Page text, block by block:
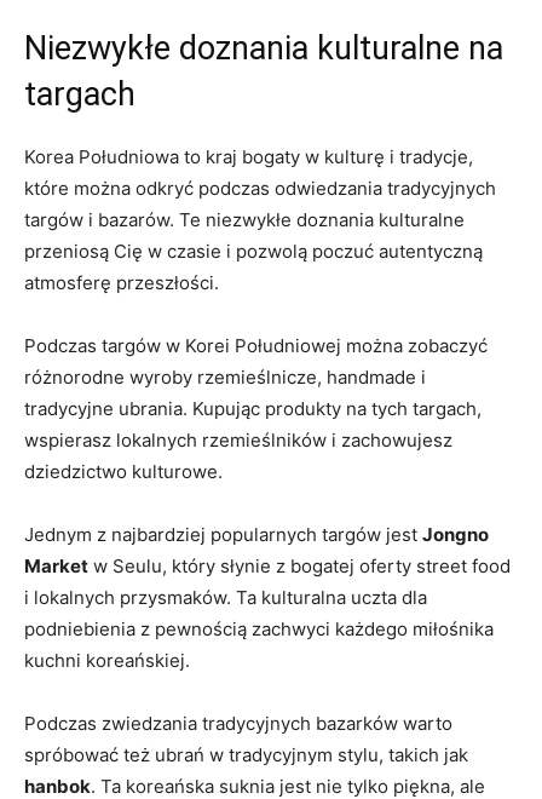
Niezwykłe doznania ⁣kulturalne na
targach
Korea Południowa ‌to kraj‍ bogaty w ⁤kulturę i tradycje,
które ⁢można odkryć podczas odwiedzania tradycyjnych
targów i⁣ bazarów. Te ⁣niezwykłe doznania kulturalne ​
przeniosą Cię w czasie i pozwolą poczuć autentyczną
⁢atmosferę ⁤przeszłości.
Podczas targów ⁣w Korei Południowej można⁤ zobaczyć‍
różnorodne wyroby ‌rzemieślnicze, handmade i
tradycyjne ubrania. Kupując produkty na tych targach,
wspierasz‍ lokalnych rzemieślników ​i zachowujesz
⁣dziedzictwo kulturowe.
Jednym z⁤ najbardziej ​popularnych targów jest Jongno
Market ‍w Seulu,​ który słynie z ‍bogatej ‍oferty⁣ street food
i lokalnych przysmaków. Ta kulturalna ⁣uczta dla
podniebienia ​z‌ pewnością zachwyci ⁢każdego miłośnika
kuchni koreańskiej.
Podczas​ zwiedzania tradycyjnych bazarków warto
spróbować też ubrań⁢ w ‍tradycyjnym stylu, takich jak
hanbok. Ta koreańska suknia jest nie tylko piękna, ⁣ale ​